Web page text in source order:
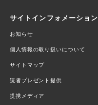
サイトインフォメーション
お知らせ
個人情報の取り扱いについて
サイトマップ
読者プレゼント提供
提携メディア